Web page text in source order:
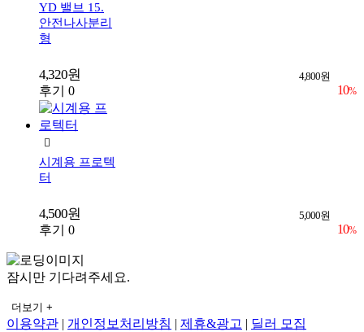
YD 밸브 15.
안전나사분리
형
4,320원 4,800원
10%
후기 0
시계용 프로텍
터
4,500원 5,000원
10%
후기 0
잠시만 기다려주세요.
더보기 +
이용약관 | 개인정보처리방침 | 제휴&광고 | 딜러 모집